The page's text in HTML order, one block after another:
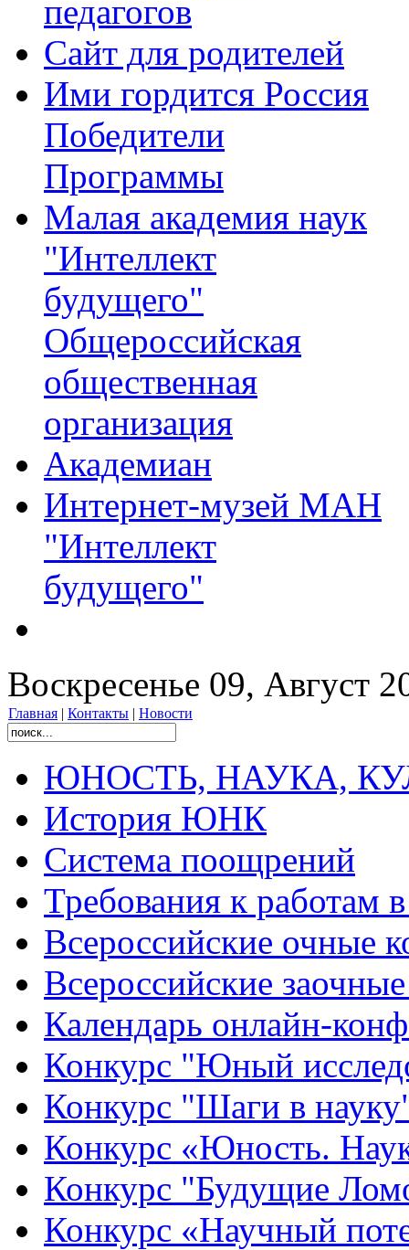
педагогов
Сайт для родителей
Ими гордится Россия
Победители
Программы
Малая академия наук
"Интеллект
будущего"
Общероссийская
общественная
организация
Академиан
Интернет-музей МАН
"Интеллект
будущего"
Воскресенье 09, Август
Главная | Контакты | Новости
ЮНОСТЬ, НАУКА,
История ЮНК
Система поощрений
Требования к работам
Всероссийские очные
Всероссийские
Календарь онлайн-
Конкурс "Юный
Конкурс "Шаги в
Конкурс «Юность.
Конкурс "Будущие
Конкурс «Научный